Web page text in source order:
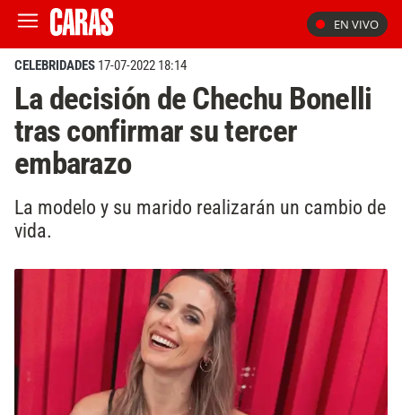
EN VIVO
CELEBRIDADES 17-07-2022 18:14
La decisión de Chechu Bonelli
tras confirmar su tercer
embarazo
La modelo y su marido realizarán un cambio de
vida.